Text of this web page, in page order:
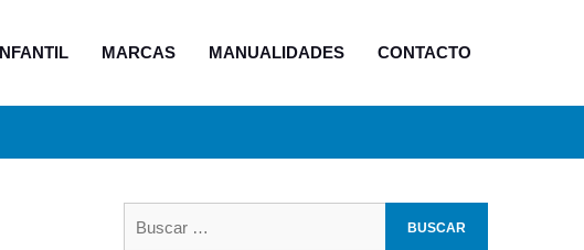
MARCAS MANUALIDADES CONTACTO